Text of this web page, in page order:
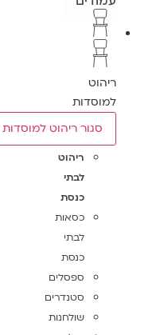
ריהוט
למוסדות
סגור ריהוט למוסדות
ריהוט
לבתי
כנסת
כסאות
לבתי
כנסת
ספסלים
סטנדרים
שולחנות